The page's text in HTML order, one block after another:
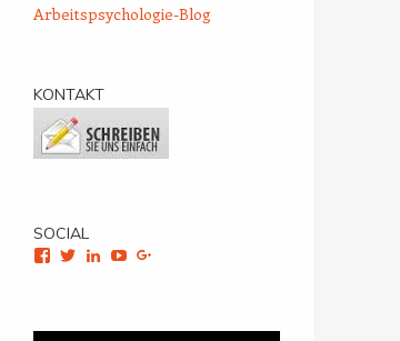
Arbeitspsychologie-Blog
KONTAKT
SOCIAL
Facebook
TwitterLinkedInYouTube